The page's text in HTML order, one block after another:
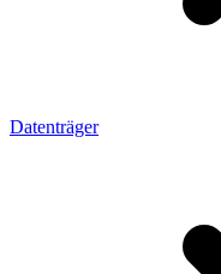
Datenträger